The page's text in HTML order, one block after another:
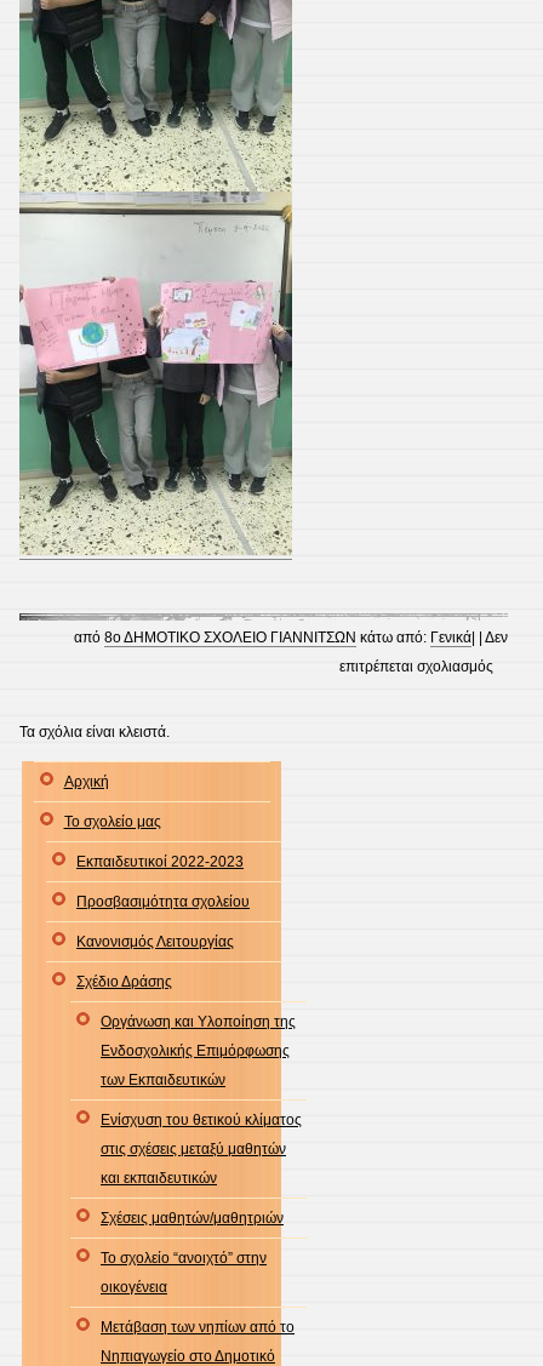
από8ο ΔΗΜΟΤΙΚΟ ΣΧΟΛΕΙΟ ΓΙΑΝΝΙΤΣΩΝ κάτω από: Γενικά | |Δεν
επιτρέπεται σχολιασμός
Τα σχόλια είναι κλειστά.
Αρχική
Το σχολείο μας
Εκπαιδευτικοί 2022-2023
Προσβασιμότητα σχολείου
Κανονισμός Λειτουργίας
Σχέδιο Δράσης
Οργάνωση και Υλοποίηση της
Ενδοσχολικής Επιμόρφωσης
των Εκπαιδευτικών
Ενίσχυση του θετικού κλίματος
στις σχέσεις μεταξύ μαθητών
και εκπαιδευτικών
Σχέσεις μαθητών/μαθητριών
Το σχολείο “ανοιχτό” στην
οικογένεια
Μετάβαση των νηπίων από το
Νηπιαγωγείο στο Δημοτικό